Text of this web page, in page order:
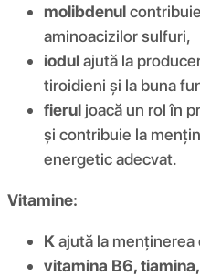
molibdenul
aminoacizilor sulfuri,
iodulajută la
tiroidieni și la buna
fierul joacă un rol în
și contribuie la
energetic adecvat.
Vitamine:
Kajută la menținerea
vitamina B6,